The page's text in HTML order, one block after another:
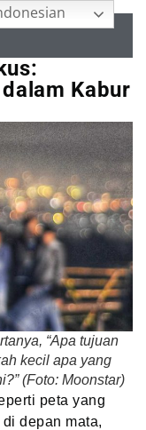
Kabur
“Apa tujuan
kecil apa yang
(Foto: Moonstar)
peta yang
depan mata,